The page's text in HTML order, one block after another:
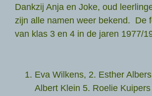
Dankzij Anja en Joke, oud
zijn alle namen weer bekend. De
van klas 3 en 4 in de jaren 1977/
Eva Wilkens, 2. Esther
Albert Klein 5. Roelie